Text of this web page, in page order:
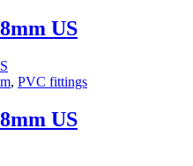
US
, PVC fittings
US